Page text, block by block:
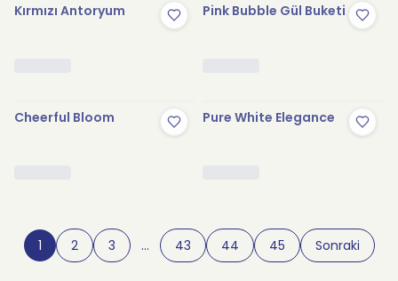
Kırmızı Antoryum Pink Bubble Gül Buketi
Cheerful Bloom Pure White Elegance
1 2 3 … 43 44 45 Sonraki